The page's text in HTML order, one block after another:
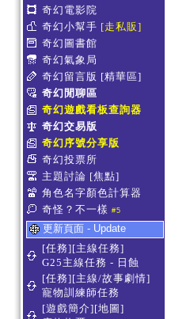
奇幻電影院
奇幻小幫手 [走私販]
奇幻圖書館
奇幻氣象局
奇幻留言版 [精華區]
奇幻閒聊區
奇幻遊戲看板查詢器
奇幻交易版
奇幻序號分享版
奇幻投票所
主題討論 [焦點]
角色名字顏色計算器
奇怪？不一樣 #5
更新頁面 - Update
[任務][主線任務]
G25主線任務 - 日蝕
[任務][主線/故事劇情]
寵物訓練師任務
[遊戲簡介][地圖]